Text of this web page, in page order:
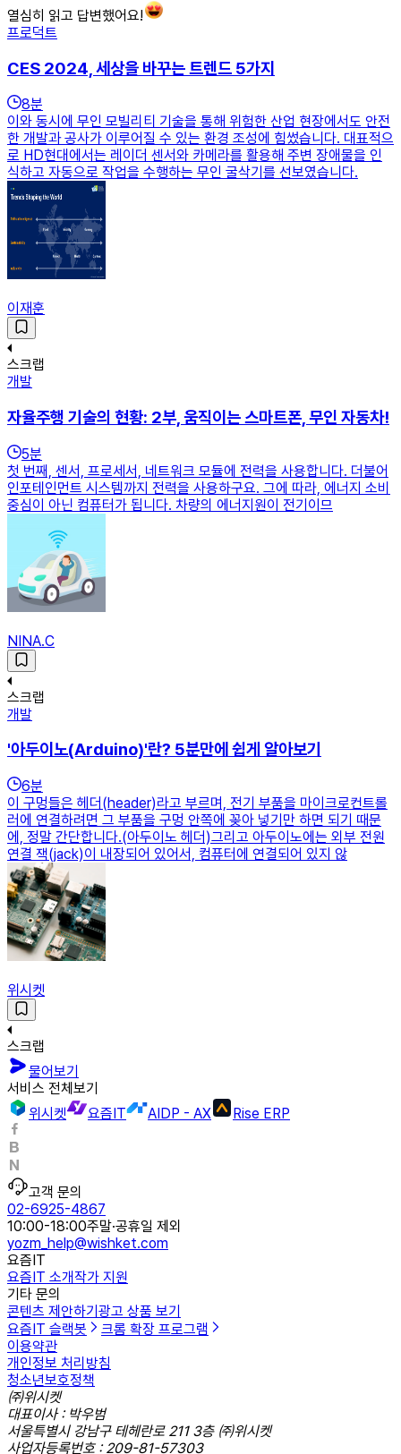
열심히 읽고 답변했어요!
프로덕트
CES 2024, 세상을 바꾸는 트렌드 5가지
8분
이와 동시에 무인 모빌리티 기술을 통해 위험한 산업 현장에서도 안전
한 개발과 공사가 이루어질 수 있는 환경 조성에 힘썼습니다. 대표적으
로 HD현대에서는 레이더 센서와 카메라를 활용해 주변 장애물을 인
식하고 자동으로 작업을 수행하는 무인 굴삭기를 선보였습니다.
이재훈
스크랩
개발
자율주행 기술의 현황: 2부, 움직이는 스마트폰, 무인 자동차!
5분
첫 번째, 센서, 프로세서, 네트워크 모듈에 전력을 사용합니다. 더불어
인포테인먼트 시스템까지 전력을 사용하구요. 그에 따라, 에너지 소비
중심이 아닌 컴퓨터가 됩니다. 차량의 에너지원이 전기이므
NINA.C
스크랩
개발
'아두이노(Arduino)'란? 5분만에 쉽게 알아보기
6분
이 구멍들은 헤더(header)라고 부르며, 전기 부품을 마이크로컨트롤
러에 연결하려면 그 부품을 구멍 안쪽에 꽂아 넣기만 하면 되기 때문
에, 정말 간단합니다.(아두이노 헤더)그리고 아두이노에는 외부 전원
연결 잭(jack)이 내장되어 있어서, 컴퓨터에 연결되어 있지 않
위시켓
스크랩
물어보기
서비스 전체보기
위시켓
요즘IT AIDP - AX Rise ERP
고객 문의
02-6925-4867
10:00-18:00주말·공휴일 제외
yozm_help@wishket.com
요즘IT
요즘IT 소개작가 지원
기타 문의
콘텐츠 제안하기 광고 상품 보기
요즘IT 슬랙봇
크롬 확장 프로그램
이용약관
개인정보 처리방침
청소년보호정책
㈜위시켓
대표이사 : 박우범
서울특별시 강남구 테헤란로 211 3층 ㈜위시켓
사업자등록번호 : 209-81-57303